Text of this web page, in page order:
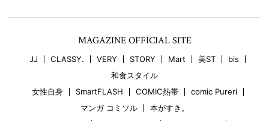
MAGAZINE OFFICIAL SITE
JJ CLASSY. VERY STORY Mart 美ST
bis
和食スタイル
女性自身
SmartFLASH COMIC熱帯
comic Pureri
マンガ コミソル
本がすき。